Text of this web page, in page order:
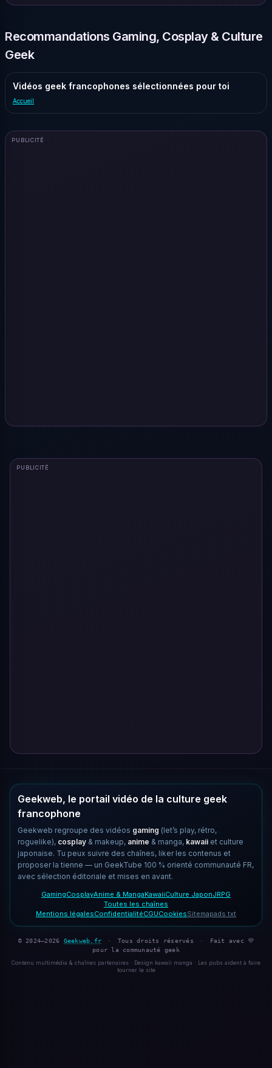
Recommandations Gaming, Cosplay & Culture
Geek
Vidéos geek francophones sélectionnées pour toi
Accueil
PUBLICITÉ
PUBLICITÉ
Geekweb, le portail vidéo de la culture geek
francophone
Geekweb regroupe des vidéos gaming (let’s play, rétro,
roguelike), cosplay & makeup, anime & manga, kawaii et culture
japonaise. Tu peux suivre des chaînes, liker les contenus et
proposer la tienne — un GeekTube 100 % orienté communauté FR,
avec sélection éditoriale et mises en avant.
GamingCosplayAnime & MangaKawaiiCulture JaponJRPG
Toutes les chaînes
Mentions légalesConfidentialitéCGUCookiesSitemapads.txt
© 2024–2026 Geekweb.fr · Tous droits réservés ·
Fait avec 💜
pour la communauté geek
Contenu multimédia & chaînes partenaires · Design kawaii manga · Les pubs aident à faire
tourner le site